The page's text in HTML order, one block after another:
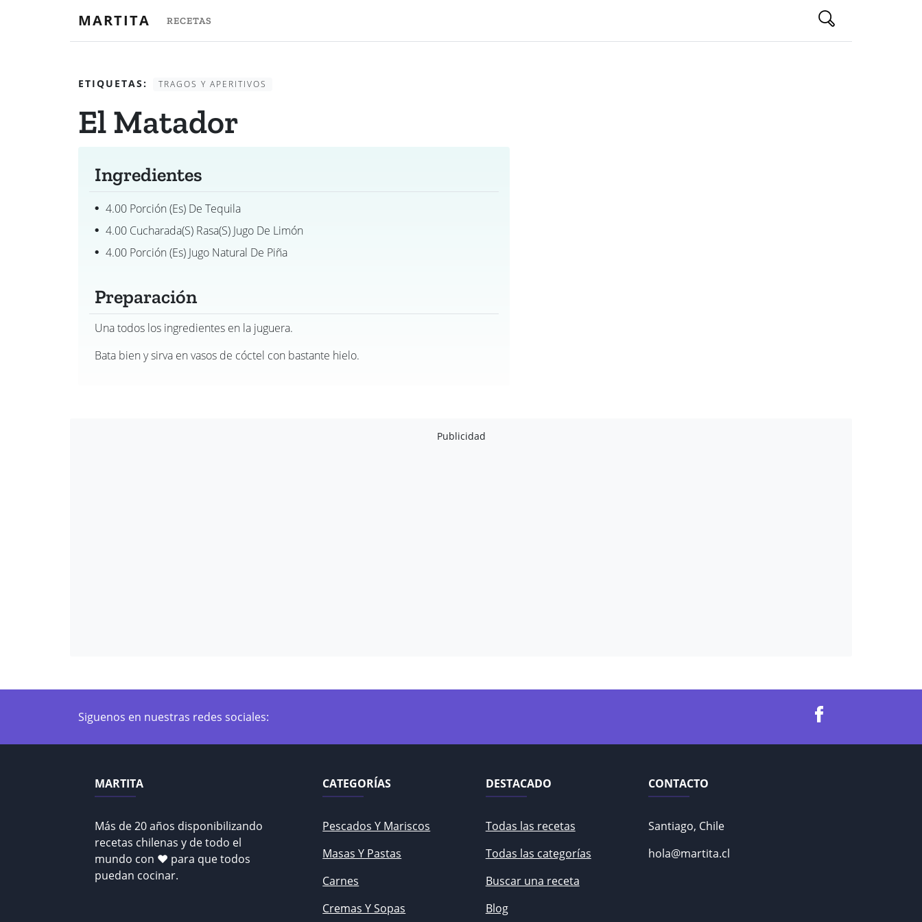
MARTITA RECETAS
ETIQUETAS: TRAGOS Y APERITIVOS
El Matador
Ingredientes
4.00 Porción (es) De Tequila
4.00 Cucharada(s) Rasa(s) Jugo De Limón
4.00 Porción (es) Jugo Natural De Piña
Preparación
Una todos los ingredientes en la juguera.
Bata bien y sirva en vasos de cóctel con bastante hielo.
Publicidad
Siguenos en nuestras redes sociales:
MARTITA
Más de 20 años disponibilizando
recetas chilenas y de todo el
mundo con ♥ para que todos
puedan cocinar.
CATEGORÍAS
Pescados Y Mariscos
Masas Y Pastas
Carnes
Cremas Y Sopas
DESTACADO
Todas las recetas
Todas las categorías
Buscar una receta
Blog
CONTACTO
Santiago, Chile
hola@martita.cl